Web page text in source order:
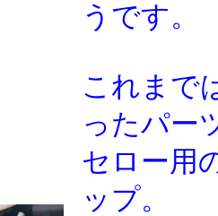
うです。
これまで
ったパー
セロー用
ップ。